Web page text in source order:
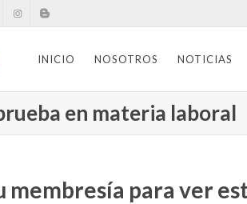
INICIO NOSOTROS NOTICIAS
en materia laboral
membresía para ver